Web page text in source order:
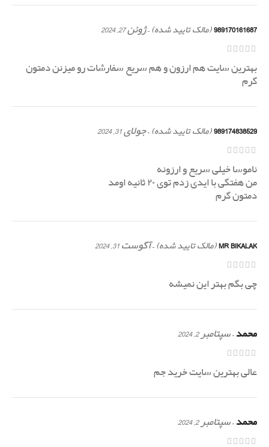
989170161687(مالک تایید شده)–ژوئن 27, 2024
بهترین سایت هم ارزون و هم سریع سفارشات رو میزنن دمتون
گرم
989174838529(مالک تایید شده)–جولای 31, 2024
ناموسا خیلی سریع و ارزونه
من هفتگی با ایدی زدم توی ۲۰ ثانیه اومد
دمتون گرم
MR BIKALAK(مالک تایید شده)–آگوست 31, 2024
چی بگم بهتر این نمیشه
محمد–سپتامبر 2, 2024
عالی بهترین سایت خرید جم
محمد–سپتامبر 2, 2024